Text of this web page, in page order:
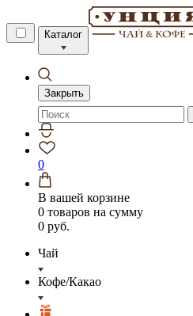
Каталог
Закрыть
0
В вашей корзине
0 товаров на сумму
0 руб.
Чай
Кофе/Какао